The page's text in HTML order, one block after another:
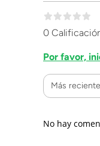
0
Por favor,
Más reciente
No hay